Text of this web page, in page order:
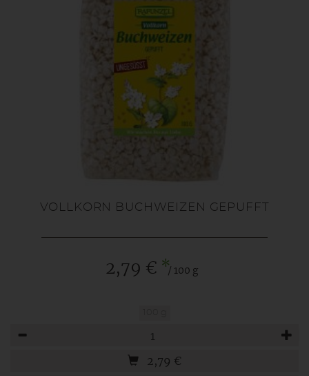
VOLLKORN BUCHWEIZEN GEPUFFT
2,79 € */ 100 g
2,79 €